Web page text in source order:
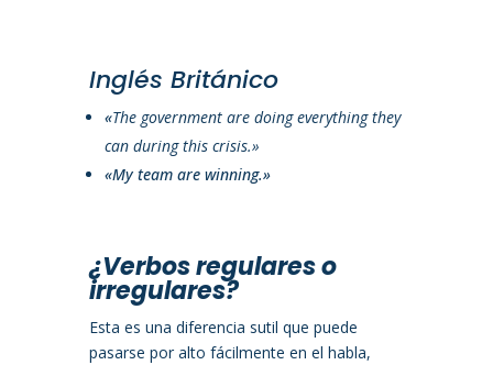
Inglés Británico
«The government are doing everything they
can during this crisis.»
«My team are winning.»
¿Verbos regulares o
irregulares?
Esta es una diferencia sutil que puede
pasarse por alto fácilmente en el habla,